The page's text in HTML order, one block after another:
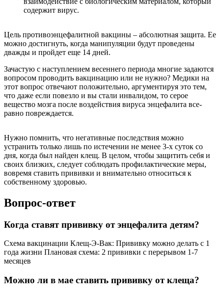
содержит вирус.
Цель противоэнцефалитной вакцины – абсолютная защита. Ее
можно достигнуть, когда манипуляции будут проведены
дважды и пройдет еще 14 дней.
Зачастую с наступлением весеннего периода многие задаются
вопросом проводить вакцинацию или не нужно? Медики на
этот вопрос отвечают положительно, аргументируя это тем,
что даже если повезло и вы стали инвалидом, то серое
вещество мозга после воздействия вируса энцефалита все-
равно повреждается.
Нужно помнить, что негативные последствия можно
устранить только лишь по истечении не менее 3-х суток со
дня, когда был найден клещ. В целом, чтобы защитить себя и
своих близких, следует соблюдать профилактические меры,
вовремя ставить прививки и внимательно относиться к
собственному здоровью.
Вопрос-ответ
Когда ставят прививку от энцефалита детям?
Схема вакцинации Клещ-Э-Вак: Прививку можно делать с 1
года жизни Плановая схема: 2 прививки с перерывом 1-7
месяцев
Можно ли в мае ставить прививку от клеща?